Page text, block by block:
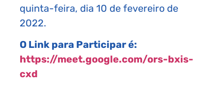
quinta-feira, dia 10 de fevereiro de
2022.
O Link para Participar é:
https://meet.google.com/ors-bxis-
cxd